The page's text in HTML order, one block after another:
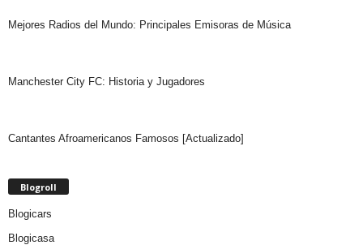
Mejores Radios del Mundo: Principales Emisoras de Música
Manchester City FC: Historia y Jugadores
Cantantes Afroamericanos Famosos [Actualizado]
Blogroll
Blogicars
Blogicasa